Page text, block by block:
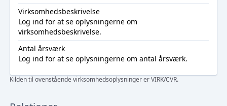
Virksomhedsbeskrivelse
Log ind for at se oplysningerne om
virksomhedsbeskrivelse.
Antal årsværk
Log ind for at se oplysningerne om antal årsværk.
Kilden til ovenstående virksomhedsoplysninger er VIRK/CVR.